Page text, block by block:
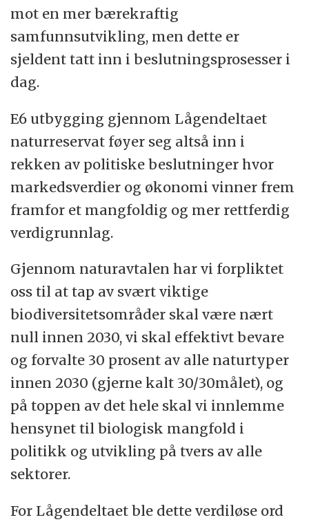
mot en mer bærekraftig
samfunnsutvikling, men dette er
sjeldent tatt inn i beslutningsprosesser i
dag.
E6 utbygging gjennom Lågendeltaet
naturreservat føyer seg altså inn i
rekken av politiske beslutninger hvor
markedsverdier og økonomi vinner frem
framfor et mangfoldig og mer rettferdig
verdigrunnlag.
Gjennom naturavtalen har vi forpliktet
oss til at tap av svært viktige
biodiversitetsområder skal være nært
null innen 2030, vi skal effektivt bevare
og forvalte 30 prosent av alle naturtyper
innen 2030 (gjerne kalt 30/30målet), og
på toppen av det hele skal vi innlemme
hensynet til biologisk mangfold i
politikk og utvikling på tvers av alle
sektorer.
For Lågendeltaet ble dette verdiløse ord